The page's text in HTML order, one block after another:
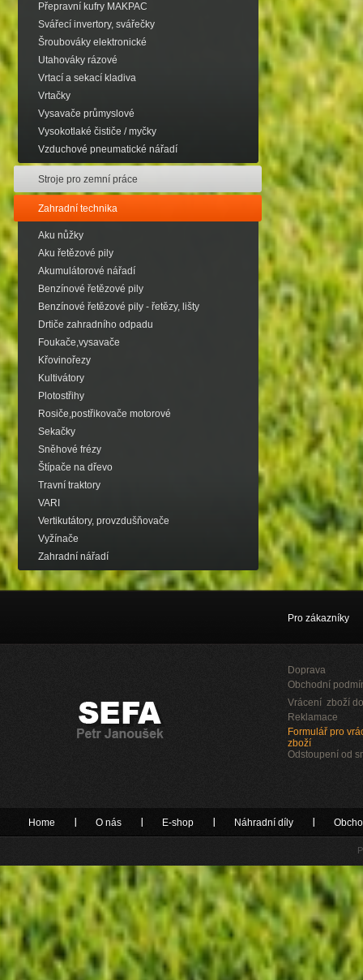
Přepravní kufry MAKPAC
Svářecí invertory, svářečky
Šroubováky elektronické
Utahováky rázové
Vrtací a sekací kladiva
Vrtačky
Vysavače průmyslové
Vysokotlaké čističe / myčky
Vzduchové pneumatické nářadí
Stroje pro zemní práce
Zahradní technika
Aku nůžky
Aku řetězové pily
Akumulátorové nářadí
Benzínové řetězové pily
Benzínové řetězové pily - řetězy, lišty
Drtiče zahradního odpadu
Foukače,vysavače
Křovinořezy
Kultivátory
Plotostřihy
Rosiče,postřikovače motorové
Sekačky
Sněhové frézy
Štípače na dřevo
Travní traktory
VARI
Vertikutátory, provzdušňovače
Vyžínače
Zahradní nářadí
Pro zákazníky
Doprava
Obchodní
Vrácení zboží
Reklamace
Formulář pro
zboží
Odstoupení od
Home O nás E-shop Náhradní díly